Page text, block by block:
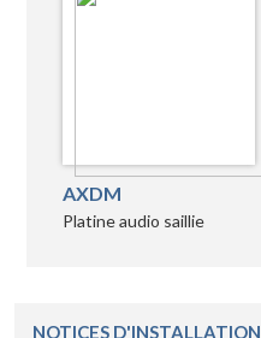
AXDM
Platine audio saillie
NOTICES D'INSTALLATION